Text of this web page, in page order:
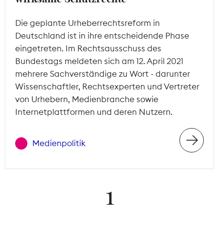
Die geplante Urheberrechtsreform in
Deutschland ist in ihre entscheidende Phase
eingetreten. Im Rechtsausschuss des
Bundestags meldeten sich am 12. April 2021
mehrere Sachverständige zu Wort - darunter
Wissenschaftler, Rechtsexperten und Vertreter
von Urhebern, Medienbranche sowie
Internetplattformen und deren Nutzern.
Medienpolitik
1